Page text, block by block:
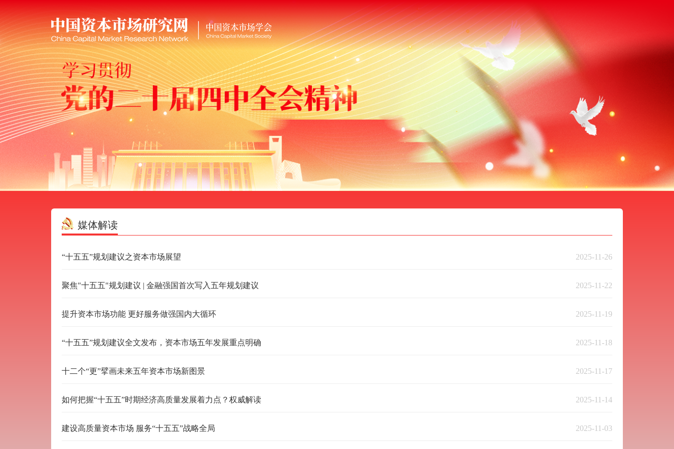
媒体解读
2025-11-26
“十五五”规划建议之资本市场展望
2025-11-22
聚焦"十五五"规划建议 | 金融强国首次写入五年规划建议
2025-11-19
提升资本市场功能 更好服务做强国内大循环
2025-11-18
“十五五”规划建议全文发布，资本市场五年发展重点明确
2025-11-17
十二个“更”擘画未来五年资本市场新图景
2025-11-14
如何把握“十五五”时期经济高质量发展着力点？权威解读
2025-11-03
建设高质量资本市场 服务“十五五”战略全局